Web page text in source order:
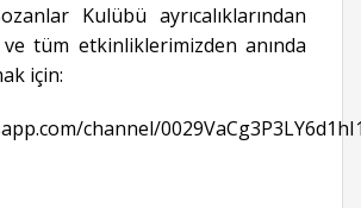
Kulübü ayrıcalıklarından
tüm etkinliklerimizden anında
için:
channel/